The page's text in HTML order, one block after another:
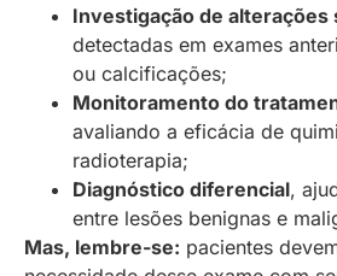
Investigação de alterações
detectadas em exames
ou calcificações;
Monitoramento do
avaliando a eficácia de
radioterapia;
Diagnóstico diferencial,
entre lesões benignas e
Mas, lembre-se: pacientes